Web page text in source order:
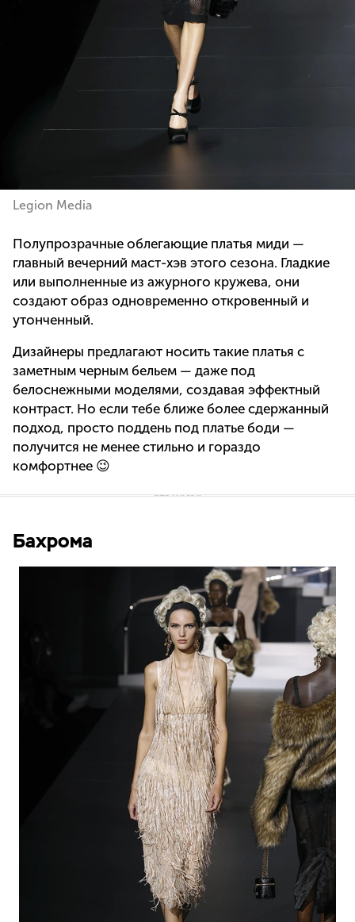
Legion Media
Полупрозрачные облегающие платья миди —
главный вечерний маст-хэв этого сезона. Гладкие
или выполненные из ажурного кружева, они
создают образ одновременно откровенный и
утонченный.
Дизайнеры предлагают носить такие платья с
заметным черным бельем — даже под
белоснежными моделями, создавая эффектный
контраст. Но если тебе ближе более сдержанный
подход, просто поддень под платье боди —
получится не менее стильно и гораздо
комфортнее 😉
Бахрома